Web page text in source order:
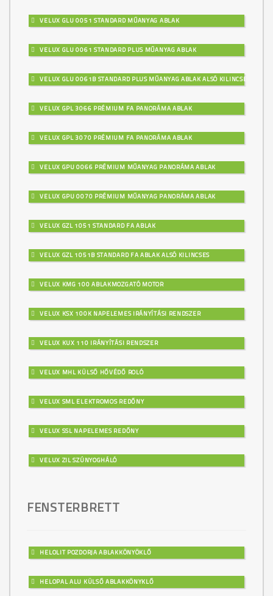
VELUX GLU 0051 STANDARD MŰANYAG ABLAK
VELUX GLU 0061 STANDARD PLUS MŰANYAG ABLAK
VELUX GLU 0061B STANDARD PLUS MŰANYAG ABLAK ALSÓ KILINCSES
VELUX GPL 3066 PRÉMIUM FA PANORÁMA ABLAK
VELUX GPL 3070 PRÉMIUM FA PANORÁMA ABLAK
VELUX GPU 0066 PRÉMIUM MŰANYAG PANORÁMA ABLAK
VELUX GPU 0070 PRÉMIUM MŰANYAG PANORÁMA ABLAK
VELUX GZL 1051 STANDARD FA ABLAK
VELUX GZL 1051B STANDARD FA ABLAK ALSÓ KILINCSES
VELUX KMG 100 ABLAKMOZGATÓ MOTOR
VELUX KSX 100K NAPELEMES IRÁNYÍTÁSI RENDSZER
VELUX KUX 110 IRÁNYÍTÁSI RENDSZER
VELUX MHL KÜLSŐ HŐVÉDŐ ROLÓ
VELUX SML ELEKTROMOS REDŐNY
VELUX SSL NAPELEMES REDŐNY
VELUX ZIL SZÚNYOGHÁLÓ
FENSTERBRETT
HELOLIT POZDORJA ABLAKKÖNYÖKLŐ
HELOPAL ALU KÜLSŐ ABLAKKÖNYKLŐ